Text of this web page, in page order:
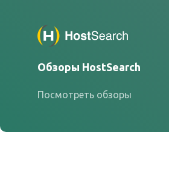
Обзоры HostSearch
Посмотреть обзоры